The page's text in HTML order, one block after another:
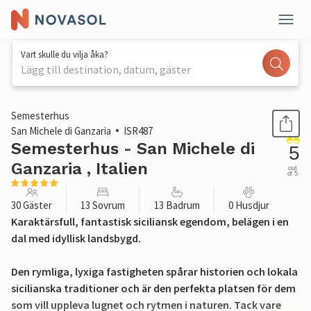
Vart skulle du vilja åka?
Lägg till destination, datum, gäster
1 / 44
Semesterhus
San Michele di Ganzaria
ISR487
Semesterhus - San Michele di
Ganzaria , Italien
5
out
of 5
30 Gäster 13 Sovrum 13 Badrum 0 Husdjur
Karaktärsfull, fantastisk siciliansk egendom, belägen i en
dal med idyllisk landsbygd.
Den rymliga, lyxiga fastigheten spårar historien och lokala
sicilianska traditioner och är den perfekta platsen för dem
som vill uppleva lugnet och rytmen i naturen. Tack vare